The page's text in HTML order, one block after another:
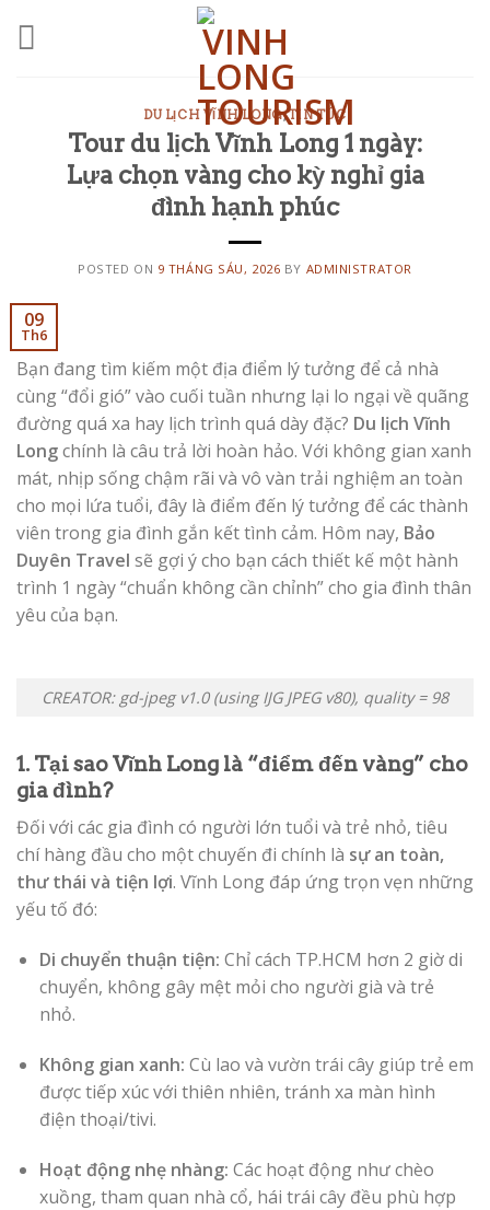
DU LỊCH VĨNH LONG,TIN TỨC
Tour du lịch Vĩnh Long 1 ngày:
Lựa chọn vàng cho kỳ nghỉ gia
đình hạnh phúc
POSTED ON 9 THÁNG SÁU, 2026 BY ADMINISTRATOR
09
Th6
Bạn đang tìm kiếm một địa điểm lý tưởng để cả nhà
cùng “đổi gió” vào cuối tuần nhưng lại lo ngại về quãng
đường quá xa hay lịch trình quá dày đặc? Du lịch Vĩnh
Longchính là câu trả lời hoàn hảo. Với không gian xanh
mát, nhịp sống chậm rãi và vô vàn trải nghiệm an toàn
cho mọi lứa tuổi, đây là điểm đến lý tưởng để các thành
viên trong gia đình gắn kết tình cảm. Hôm nay, Bảo
Duyên Travel sẽ gợi ý cho bạn cách thiết kế một hành
trình 1 ngày “chuẩn không cần chỉnh” cho gia đình thân
yêu của bạn.
CREATOR: gd-jpeg v1.0 (using IJG JPEG v80), quality = 98
1. Tại sao Vĩnh Long là “điểm đến vàng” cho
gia đình?
Đối với các gia đình có người lớn tuổi và trẻ nhỏ, tiêu
chí hàng đầu cho một chuyến đi chính là sự an toàn,
thư thái và tiện lợi. Vĩnh Long đáp ứng trọn vẹn những
yếu tố đó:
Di chuyển thuận tiện: Chỉ cách TP.HCM hơn 2 giờ di
chuyển, không gây mệt mỏi cho người già và trẻ
nhỏ.
Không gian xanh: Cù lao và vườn trái cây giúp trẻ em
được tiếp xúc với thiên nhiên, tránh xa màn hình
điện thoại/tivi.
Hoạt động nhẹ nhàng: Các hoạt động như chèo
xuồng, tham quan nhà cổ, hái trái cây đều phù hợp